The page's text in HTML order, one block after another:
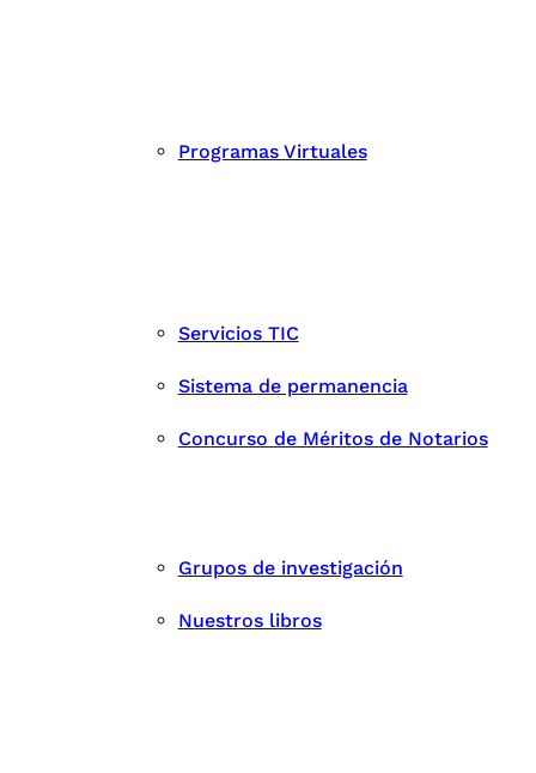
Programas Virtuales
Servicios TIC
Sistema de permanencia
Concurso de Méritos de Notarios
Grupos de investigación
Nuestros libros